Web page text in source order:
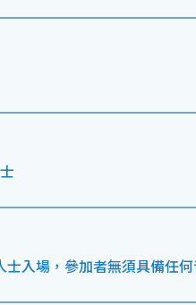
入場，參加者無須具備任